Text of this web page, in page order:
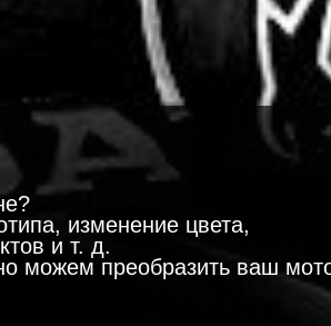
изменение цвета,
и т. д.
можем преобразить ваш